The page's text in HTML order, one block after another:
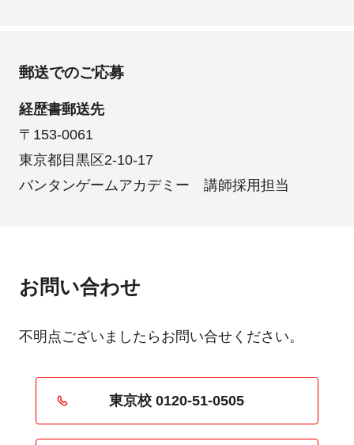
郵送でのご応募
経歴書郵送先
〒153-0061
東京都目黒区2-10-17
バンタンゲームアカデミー 講師採用担当
お問い合わせ
不明点ございましたらお問い合せください。
東京校 0120-51-0505